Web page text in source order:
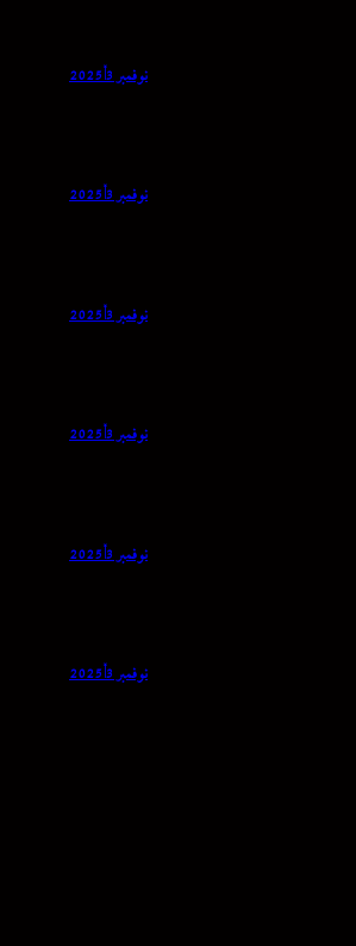
نوفمبر 3, 2025
نوفمبر 3, 2025
نوفمبر 3, 2025
نوفمبر 3, 2025
نوفمبر 3, 2025
نوفمبر 3, 2025